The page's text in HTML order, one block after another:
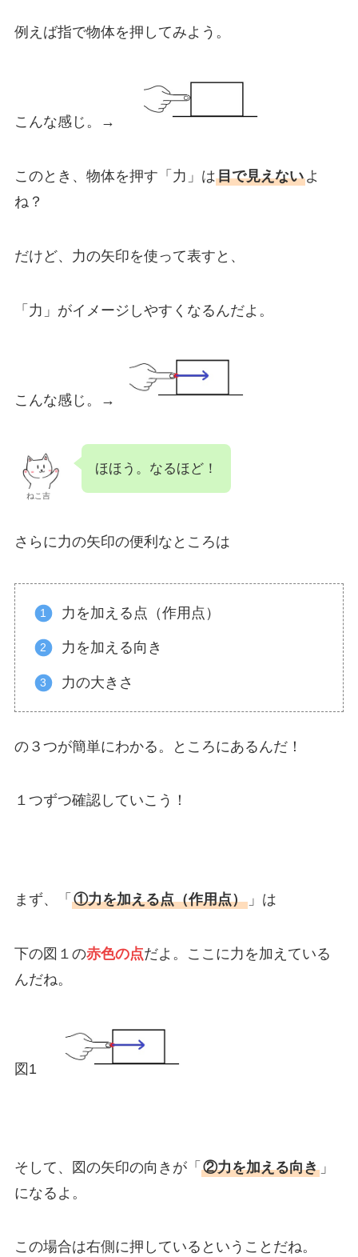
例えば指で物体を押してみよう。
こんな感じ。→
このとき、物体を押す「力」は目で見えないよ
ね？
だけど、力の矢印を使って表すと、
「力」がイメージしやすくなるんだよ。
こんな感じ。→
ねこ吉
ほほう。なるほど！
さらに力の矢印の便利なところは
力を加える点（作用点）
力を加える向き
力の大きさ
の３つが簡単にわかる。ところにあるんだ！
１つずつ確認していこう！
まず、「 ①力を加える点（作用点）」は
下の図１の赤色の点だよ。ここに力を加えている
んだね。
図1
そして、図の矢印の向きが「 ②力を加える向き」
になるよ。
この場合は右側に押しているということだね。